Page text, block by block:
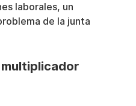
laborales, un
de la junta
multiplicador